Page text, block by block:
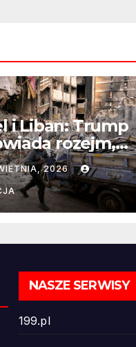
i Liban: Trump
rozejm,
wojny
odległa
2026
NASZE SERWISY
199.pl